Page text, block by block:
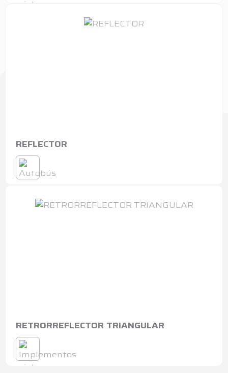
REFLECTOR
RETRORREFLECTOR TRIANGULAR